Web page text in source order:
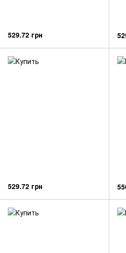
529.72 грн
529.72 грн